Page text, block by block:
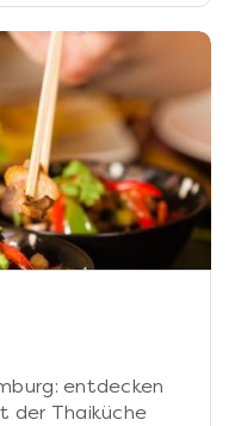
entdecken
der Thaiküche